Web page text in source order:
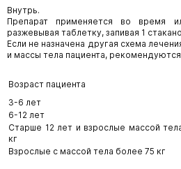
Внутрь.
Препарат применяется во время
разжевывая таблетку, запивая 1
Если не назначена другая схема
и массы тела пациента,
Возраст пациента
3-6 лет
6-12 лет
Старше 12 лет и взрослые массой
кг
Взрослые с массой тела более 75 кг